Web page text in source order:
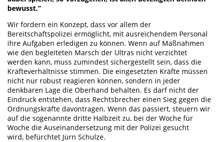
bewusst.“
Wir fordern ein Konzept, dass vor allem der
Bereitschaftspolizei ermöglicht, mit ausreichendem Personal
ihre Aufgaben erledigen zu können. Wenn auf Maßnahmen
wie den begleiteten Marsch der Ultras nicht verzichtet
werden kann, muss zumindest sichergestellt sein, dass die
Kräfteverhältnisse stimmen. Die eingesetzten Kräfte müssen
nicht nur robust reagieren können, sondern in jeder
denkbaren Lage die Oberhand behalten. Es darf nicht der
Eindruck entstehen, dass Rechtsbrecher einen Sieg gegen die
Ordnungskräfte davontragen. Wenn das passiert, steuern wir
auf die sogenannte dritte Halbzeit zu, bei der Woche für
Woche die Auseinandersetzung mit der Polizei gesucht
wird, befürchtet Jürn Schulze.